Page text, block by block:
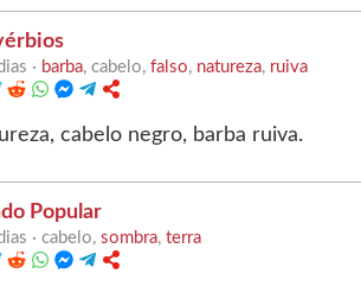
· barba, cabelo,falso, natureza, ruiva
cabelo negro, barba ruiva.
Popular
·cabelo,sombra,terra